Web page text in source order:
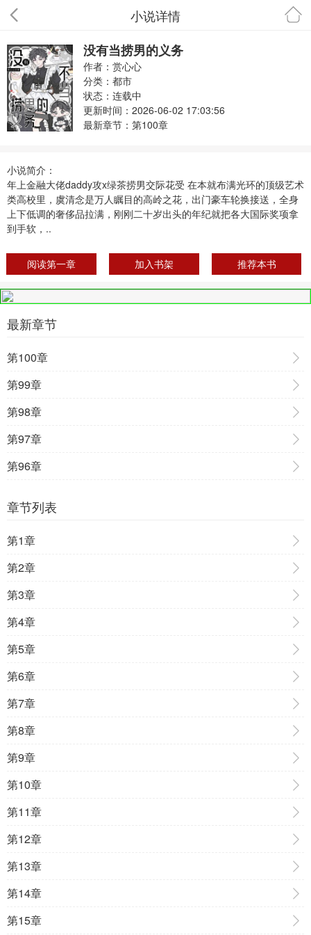
小说详情
没有当捞男的义务
作者：赏心心
分类： 都市
状态：连载中
更新时间：2026-06-02 17:03:56
最新章节： 第100章
小说简介：
年上金融大佬daddy攻x绿茶捞男交际花受 在本就布满光环的顶级艺术
类高校里，虞清念是万人瞩目的高岭之花，出门豪车轮换接送，全身
上下低调的奢侈品拉满，刚刚二十岁出头的年纪就把各大国际奖项拿
到手软，..
阅读第一章 加入书架 推荐本书
最新章节
第100章
第99章
第98章
第97章
第96章
章节列表
第1章
第2章
第3章
第4章
第5章
第6章
第7章
第8章
第9章
第10章
第11章
第12章
第13章
第14章
第15章